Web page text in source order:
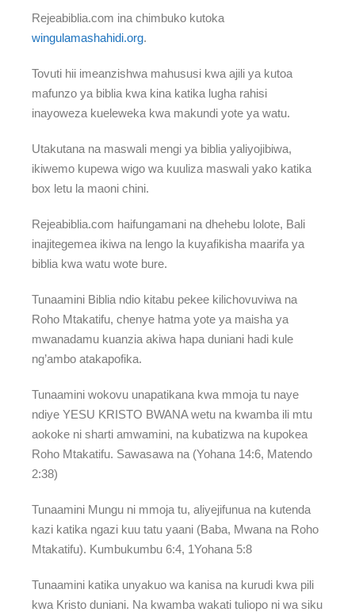
Rejeabiblia.com ina chimbuko kutoka
wingulamashahidi.org.
Tovuti hii imeanzishwa mahususi kwa ajili ya kutoa
mafunzo ya biblia kwa kina katika lugha rahisi
inayoweza kueleweka kwa makundi yote ya watu.
Utakutana na maswali mengi ya biblia yaliyojibiwa,
ikiwemo kupewa wigo wa kuuliza maswali yako katika
box letu la maoni chini.
Rejeabiblia.com haifungamani na dhehebu lolote, Bali
inajitegemea ikiwa na lengo la kuyafikisha maarifa ya
biblia kwa watu wote bure.
Tunaamini Biblia ndio kitabu pekee kilichovuviwa na
Roho Mtakatifu, chenye hatma yote ya maisha ya
mwanadamu kuanzia akiwa hapa duniani hadi kule
ng’ambo atakapofika.
Tunaamini wokovu unapatikana kwa mmoja tu naye
ndiye YESU KRISTO BWANA wetu na kwamba ili mtu
aokoke ni sharti amwamini, na kubatizwa na kupokea
Roho Mtakatifu. Sawasawa na (Yohana 14:6, Matendo
2:38)
Tunaamini Mungu ni mmoja tu, aliyejifunua na kutenda
kazi katika ngazi kuu tatu yaani (Baba, Mwana na Roho
Mtakatifu). Kumbukumbu 6:4, 1Yohana 5:8
Tunaamini katika unyakuo wa kanisa na kurudi kwa pili
kwa Kristo duniani. Na kwamba wakati tuliopo ni wa siku